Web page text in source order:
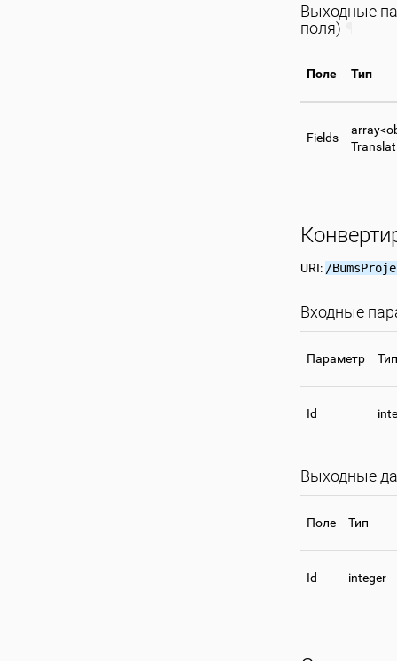
Выходные
поля)
Поле Тип
Fields
URI: /
Входные
Параметр Тип
Id
Выходные
Поле Тип
Id integer